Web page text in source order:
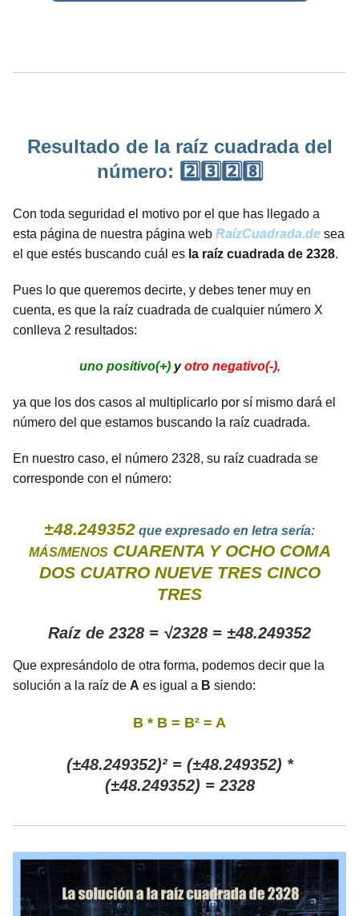
Resultado de la raíz cuadrada del
número: 2️⃣3️⃣2️⃣8️⃣
Con toda seguridad el motivo por el que has llegado a
esta página de nuestra página web RaízCuadrada.de sea
el que estés buscando cuál es la raíz cuadrada de 2328.
Pues lo que queremos decirte, y debes tener muy en
cuenta, es que la raíz cuadrada de cualquier número X
conlleva 2 resultados:
uno positivo(+)yotro negativo(-),
ya que los dos casos al multiplicarlo por sí mismo dará el
número del que estamos buscando la raíz cuadrada.
En nuestro caso, el número 2328, su raíz cuadrada se
corresponde con el número:
±48.249352 que expresado en letra sería:
MÁS/MENOS CUARENTA Y OCHO COMA
DOS CUATRO NUEVE TRES CINCO
TRES
Raíz de 2328 = √2328 = ±48.249352
Que expresándolo de otra forma, podemos decir que la
solución a la raíz de A es igual a B siendo:
B * B = B² = A
(±48.249352)² = (±48.249352) *
(±48.249352) = 2328